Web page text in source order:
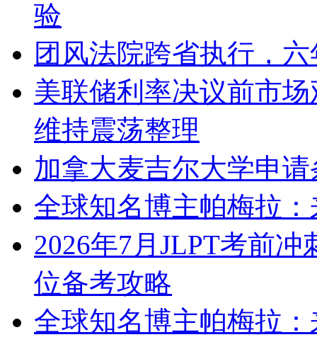
验
团风法院跨省执行，
美联储利率决议前市
维持震荡整理
加拿大麦吉尔大学申
全球知名博主帕梅拉
2026年7月JLPT考前
位备考攻略
全球知名博主帕梅拉